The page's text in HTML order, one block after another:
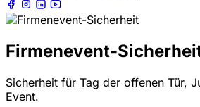
Firmenevent-
Sicherheit für Tag der offenen Tür,
Event.